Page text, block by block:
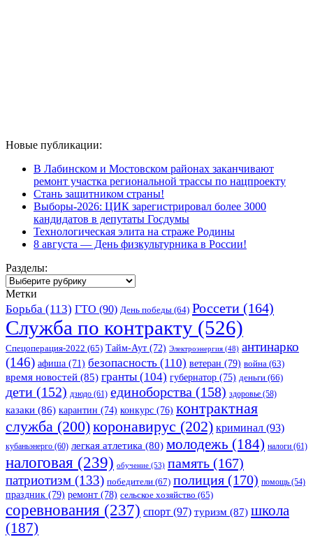
Новые публикации:
В Лабинском и Мостовском районах заканчивают
ремонт участка региональной трассы по нацпроекту
Стань защитником страны!
Выборы-2026: ЦИК зарегистрировал более 3000
кандидатов в депутаты Госдумы
Технологическая элита на страже Родины
8 августа — День физкультурника в России!
Разделы:
Разделы:
Метки
Борьба (113) ГТО (90) День победы (64) Россети (164)
Служба по контракту (526)
Спецоперация-2022 (65) Тайм-Аут (72) Электроэнергия (48) антинарко
(146) афиша (71) безопасность (110) ветеран (79) война (63)
время новостей (85) гранты (104) губернатор (75) деньги (66)
дети (152) дзюдо (61) единоборства (158) здоровье (58)
казаки (86) карантин (74) конкурс (76) контрактная
служба (200)коронавирус (202) криминал (93)
кубаньэнерго (60) легкая атлетика (80) молодежь (184) налоги (61)
налоговая (239) обучение (53) память (167)
патриотизм (133) победители (67) полиция (170) помощь (54)
праздник (79) ремонт (78) сельское хозяйство (65)
соревнования (237) спорт (97) туризм (87) школа
(187)